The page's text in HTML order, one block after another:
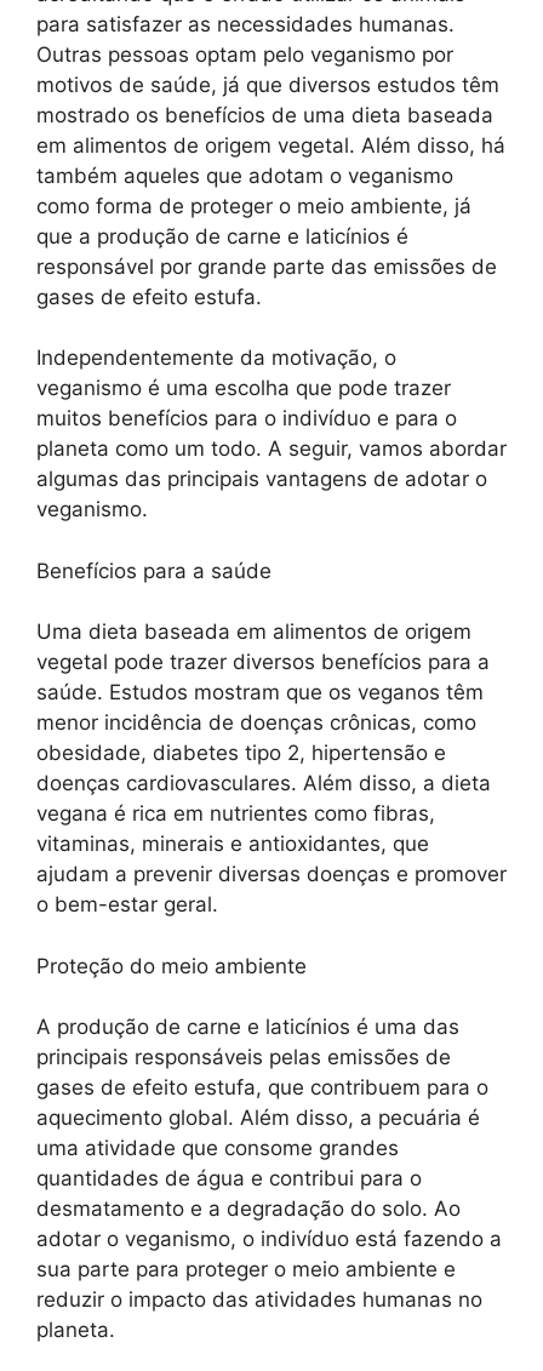
para satisfazer as necessidades humanas.
Outras pessoas optam pelo veganismo por
motivos de saúde, já que diversos estudos têm
mostrado os benefícios de uma dieta baseada
em alimentos de origem vegetal. Além disso, há
também aqueles que adotam o veganismo
como forma de proteger o meio ambiente, já
que a produção de carne e laticínios é
responsável por grande parte das emissões de
gases de efeito estufa.
Independentemente da motivação, o
veganismo é uma escolha que pode trazer
muitos benefícios para o indivíduo e para o
planeta como um todo. A seguir, vamos abordar
algumas das principais vantagens de adotar o
veganismo.
Benefícios para a saúde
Uma dieta baseada em alimentos de origem
vegetal pode trazer diversos benefícios para a
saúde. Estudos mostram que os veganos têm
menor incidência de doenças crônicas, como
obesidade, diabetes tipo 2, hipertensão e
doenças cardiovasculares. Além disso, a dieta
vegana é rica em nutrientes como fibras,
vitaminas, minerais e antioxidantes, que
ajudam a prevenir diversas doenças e promover
o bem-estar geral.
Proteção do meio ambiente
A produção de carne e laticínios é uma das
principais responsáveis pelas emissões de
gases de efeito estufa, que contribuem para o
aquecimento global. Além disso, a pecuária é
uma atividade que consome grandes
quantidades de água e contribui para o
desmatamento e a degradação do solo. Ao
adotar o veganismo, o indivíduo está fazendo a
sua parte para proteger o meio ambiente e
reduzir o impacto das atividades humanas no
planeta.